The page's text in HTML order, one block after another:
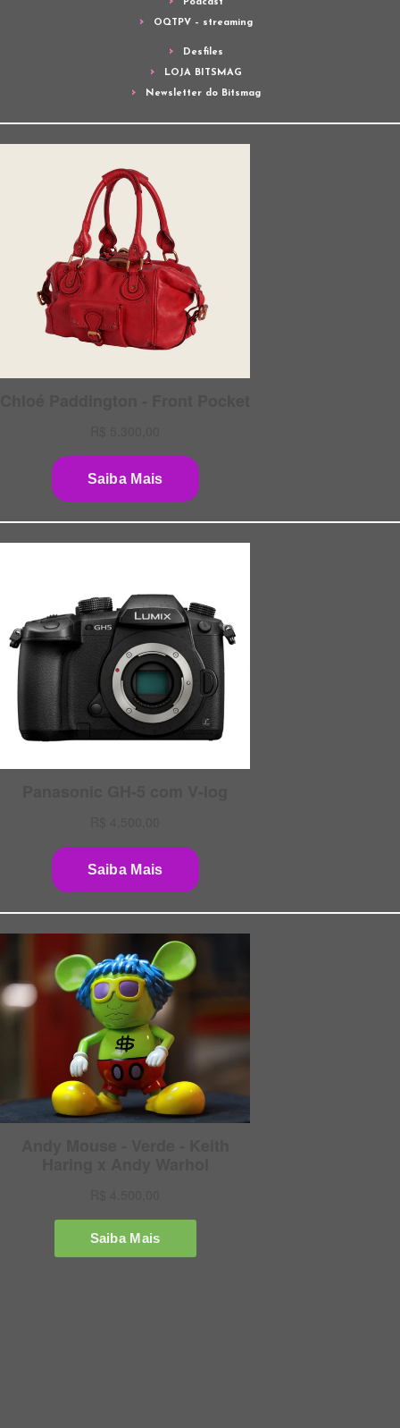
Podcast
OQTPV – streaming
Desfiles
LOJA BITSMAG
Newsletter do Bitsmag